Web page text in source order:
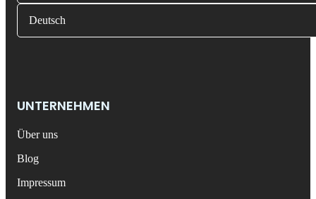
Deutsch
UNTERNEHMEN
Über uns
Blog
Impressum